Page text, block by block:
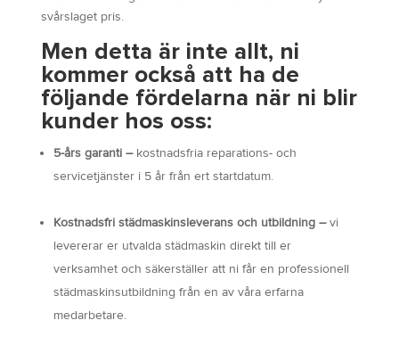
svårslaget pris.
Men detta är inte allt, ni
kommer också att ha de
följande fördelarna när ni blir
kunder hos oss:
5-års garanti – kostnadsfria reparations- och
servicetjänster i 5 år från ert startdatum.
Kostnadsfri städmaskinsleverans och utbildning –vi
levererar er utvalda städmaskin direkt till er
verksamhet och säkerställer att ni får en professionell
städmaskinsutbildning från en av våra erfarna
medarbetare.